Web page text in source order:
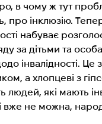
в чому ж тут
про інклюзію.
набуває
за дітьми та
інвалідності. Це
а хлопцеві з
людей, які мають
вже не можна,